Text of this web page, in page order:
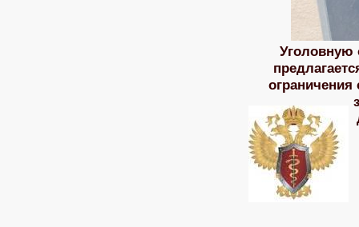
Уголовную